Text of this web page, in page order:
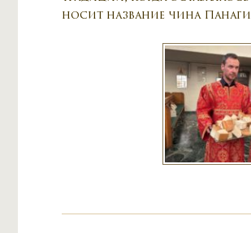
носит название чина